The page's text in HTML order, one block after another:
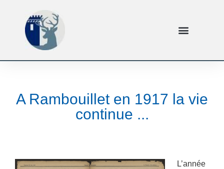
A Rambouillet en 1917 la vie
continue ...
L’année